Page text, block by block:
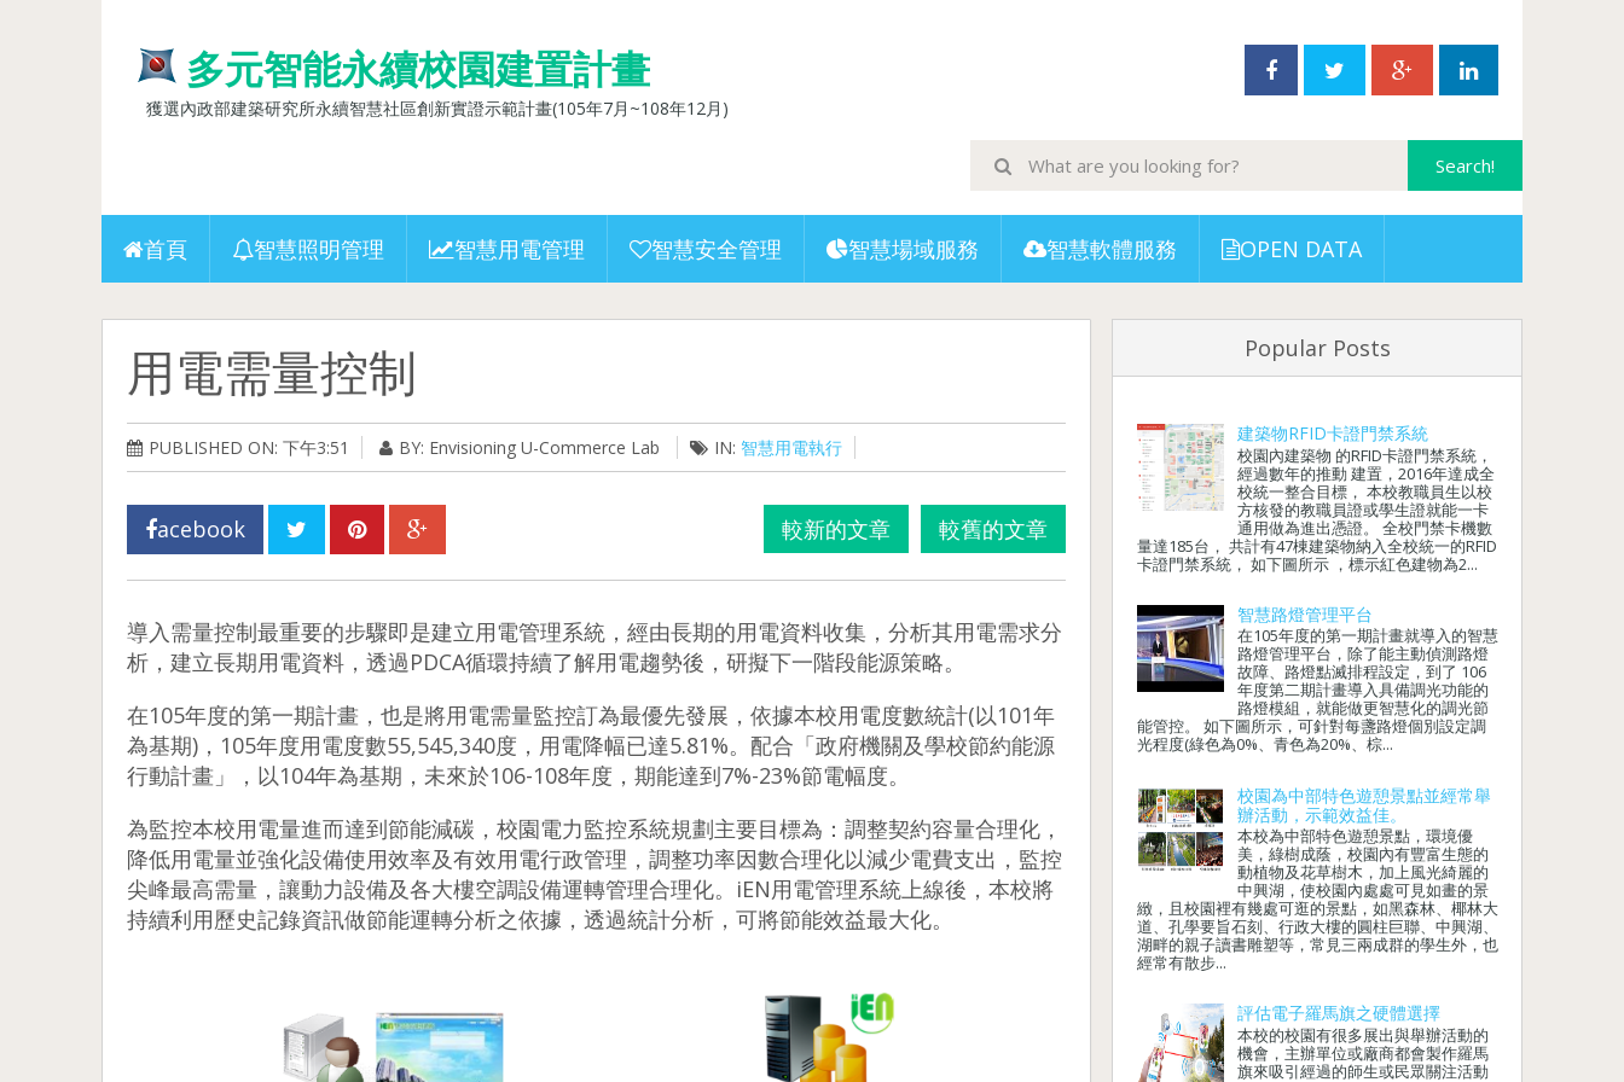
多元智能永續校園建置計畫
獲選內政部建築研究所永續智慧社區創新實證示範計畫(105年7月~108年12月)
首頁 智慧照明管理 智慧用電管理 智慧安全管理 智慧場域服務 智慧軟體服務 OPEN DATA
用電需量控制
PUBLISHED ON: 下午3:51 BY: Envisioning U-Commerce Lab IN: 智慧用電執行
acebook 較新的文章 較舊的文章
導入需量控制最重要的步驟即是建立用電管理系統，經由長期的用電資料收集，分析其用電需求分
析，建立長期用電資料，透過PDCA循環持續了解用電趨勢後，研擬下一階段能源策略。
在105年度的第一期計畫，也是將用電需量監控訂為最優先發展，依據本校用電度數統計(以101年
為基期)，105年度用電度數55,545,340度，用電降幅已達5.81%。配合「政府機關及學校節約能源
行動計畫」，以104年為基期，未來於106-108年度，期能達到7%-23%節電幅度。
為監控本校用電量進而達到節能減碳，校園電力監控系統規劃主要目標為：調整契約容量合理化，
降低用電量並強化設備使用效率及有效用電行政管理，調整功率因數合理化以減少電費支出，監控
尖峰最高需量，讓動力設備及各大樓空調設備運轉管理合理化。 iEN用電管理系統上線後，本校將
持續利用歷史記錄資訊做節能運轉分析之依據，透過統計分析，可將節能效益最大化。
Popular Posts
建築物RFID卡證門禁系統
校園內建築物 的RFID卡證門禁系統，
經過數年的推動 建置，2016年達成全
校統一整合目標， 本校教職員生以校
方核發的教職員證或學生證就能一卡
通用做為進出憑證。 全校門禁卡機數
量達185台， 共計有47棟建築物納入全校統一的RFID
卡證門禁系統， 如下圖所示 ，標示紅色建物為2...
智慧路燈管理平台
在105年度的第一期計畫就導入的智慧
路燈管理平台，除了能主動偵測路燈
故障、路燈點滅排程設定，到了 106
年度第二期計畫導入具備調光功能的
路燈模組，就能做更智慧化的調光節
能管控。 如下圖所示，可針對每盞路燈個別設定調
光程度(綠色為0%、青色為20%、棕...
校園為中部特色遊憩景點並經常舉
辦活動，示範效益佳。
本校為中部特色遊憩景點，環境優
美，綠樹成蔭，校園內有豐富生態的
動植物及花草樹木，加上風光綺麗的
中興湖，使校園內處處可見如畫的景
緻，且校園裡有幾處可逛的景點，如黑森林、椰林大
道、孔學要旨石刻、行政大樓的圓柱巨聯、中興湖、
湖畔的親子讀書雕塑等，常見三兩成群的學生外，也
經常有散步...
評估電子羅馬旗之硬體選擇
本校的校園有很多展出與舉辦活動的
機會，主辦單位或廠商都會製作羅馬
旗來吸引經過的師生或民眾關注活動